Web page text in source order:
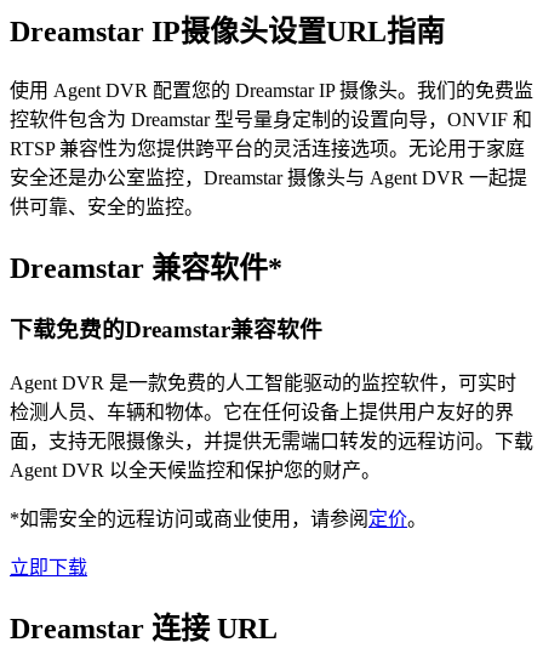
Dreamstar IP摄像头设置URL指南
使用 Agent DVR 配置您的 Dreamstar IP 摄像头。我们的免费监
控软件包含为 Dreamstar 型号量身定制的设置向导，ONVIF 和
RTSP 兼容性为您提供跨平台的灵活连接选项。无论用于家庭
安全还是办公室监控，Dreamstar 摄像头与 Agent DVR 一起提
供可靠、安全的监控。
Dreamstar 兼容软件*
下载免费的Dreamstar兼容软件
Agent DVR 是一款免费的人工智能驱动的监控软件，可实时
检测人员、车辆和物体。它在任何设备上提供用户友好的界
面，支持无限摄像头，并提供无需端口转发的远程访问。下载
Agent DVR 以全天候监控和保护您的财产。
*如需安全的远程访问或商业使用，请参阅 定价。
立即下载
Dreamstar 连接 URL